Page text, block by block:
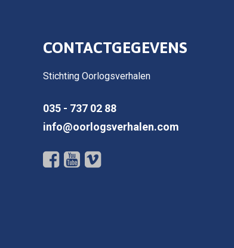
CONTACTGEGEVENS
Stichting Oorlogsverhalen
035 - 737 02 88
info@oorlogsverhalen.com